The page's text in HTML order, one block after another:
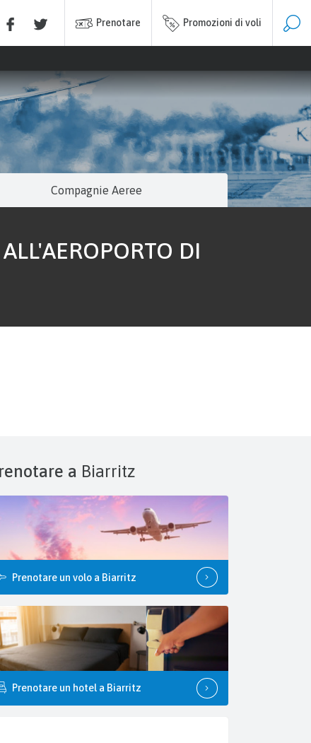
Prenotare Promozioni di voli
Compagnie Aeree
DI
a Biarritz
Prenotare un volo a Biarritz
Prenotare un hotel a Biarritz